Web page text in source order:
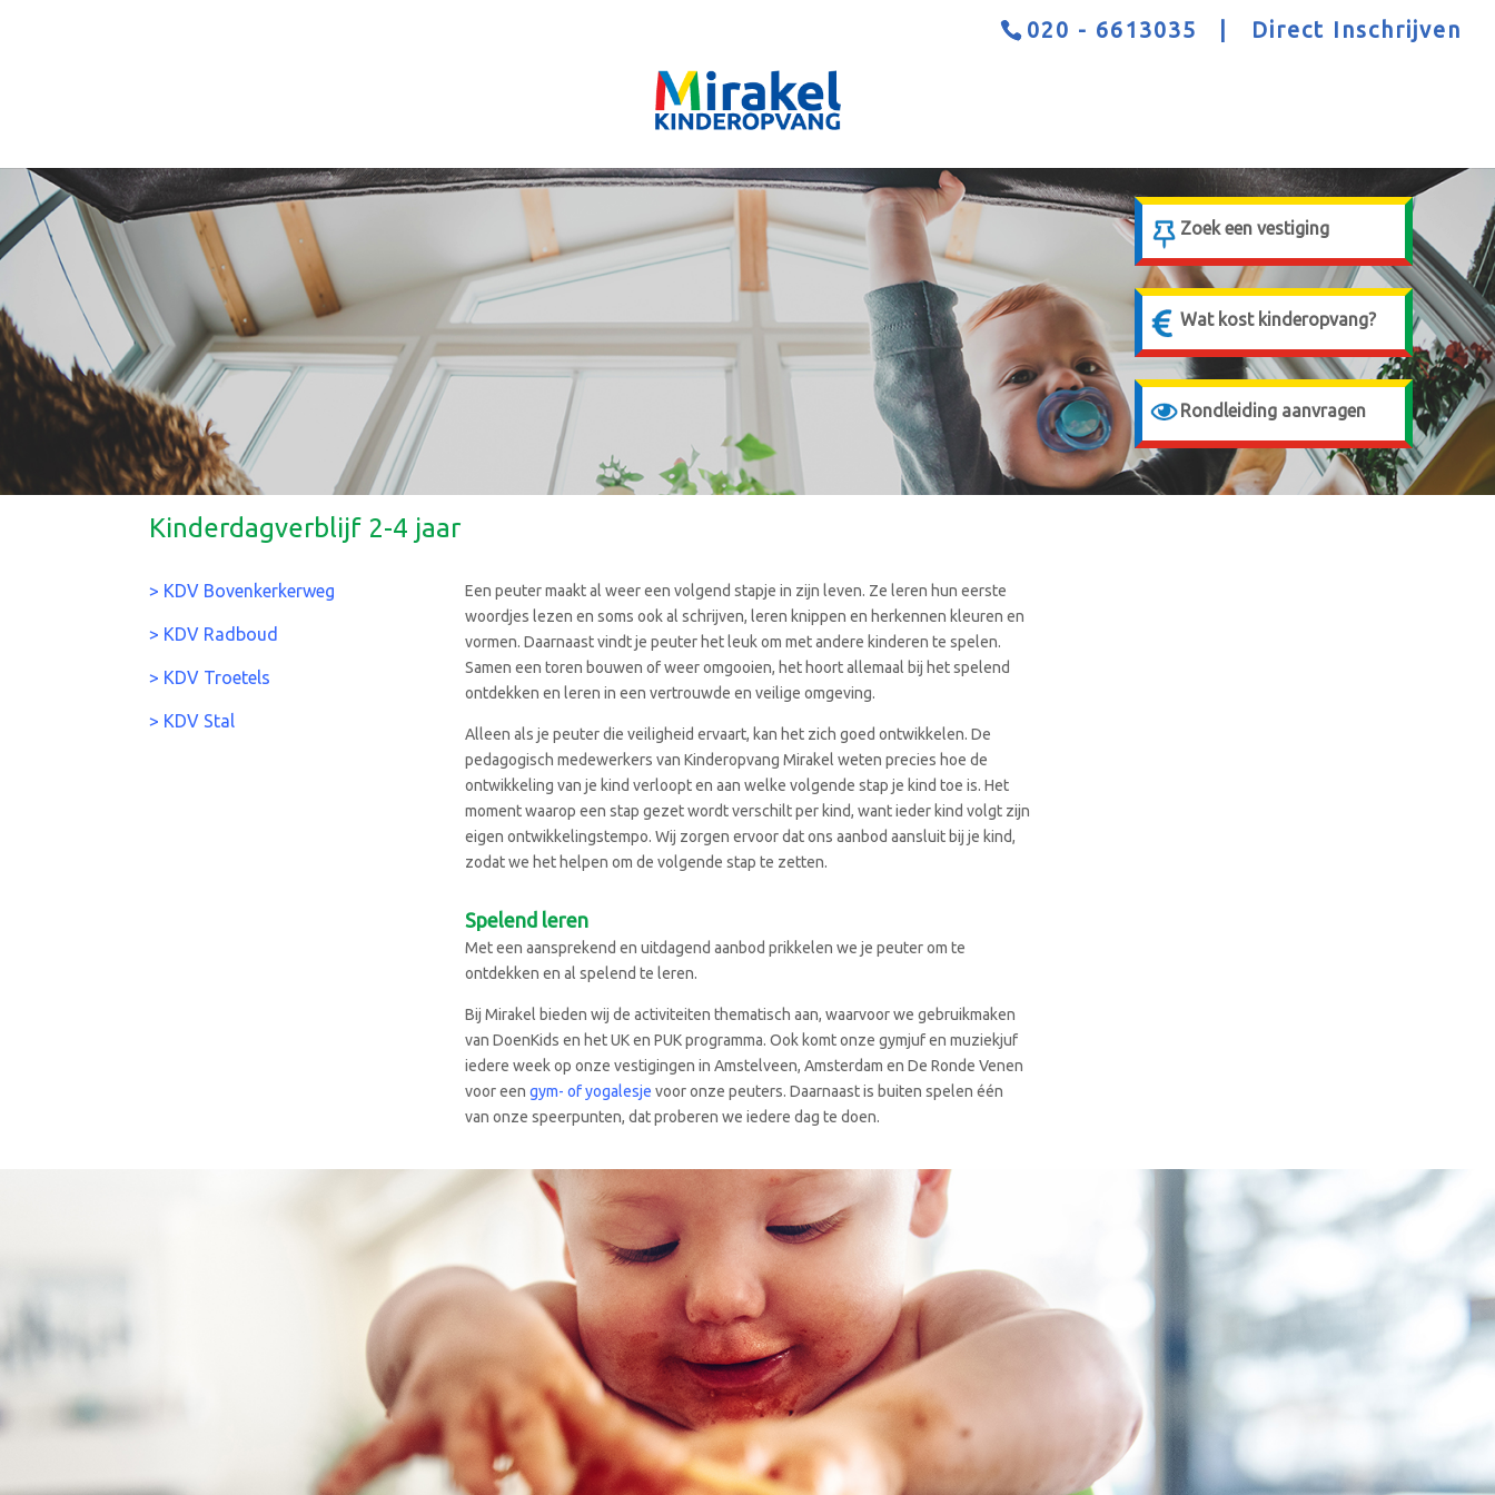
020 - 6613035 Direct Inschrijven
Zoek een vestiging
Wat kost kinderopvang?
Rondleiding aanvragen
Kinderdagverblijf 2-4 jaar
> KDV Bovenkerkerweg
> KDV Radboud
> KDV Troetels
> KDV Stal
Een peuter maakt al weer een volgend stapje in zijn leven. Ze leren hun eerste
woordjes lezen en soms ook al schrijven, leren knippen en herkennen kleuren en
vormen. Daarnaast vindt je peuter het leuk om met andere kinderen te spelen.
Samen een toren bouwen of weer omgooien, het hoort allemaal bij het spelend
ontdekken en leren in een vertrouwde en veilige omgeving.
Alleen als je peuter die veiligheid ervaart, kan het zich goed ontwikkelen. De
pedagogisch medewerkers van Kinderopvang Mirakel weten precies hoe de
ontwikkeling van je kind verloopt en aan welke volgende stap je kind toe is. Het
moment waarop een stap gezet wordt verschilt per kind, want ieder kind volgt zijn
eigen ontwikkelingstempo. Wij zorgen ervoor dat ons aanbod aansluit bij je kind,
zodat we het helpen om de volgende stap te zetten.
Spelend leren
Met een aansprekend en uitdagend aanbod prikkelen we je peuter om te
ontdekken en al spelend te leren.
Bij Mirakel bieden wij de activiteiten thematisch aan, waarvoor we gebruikmaken
van DoenKids en het UK en PUK programma. Ook komt onze gymjuf en muziekjuf
iedere week op onze vestigingen in Amstelveen, Amsterdam en De Ronde Venen
voor een gym- of yogalesje voor onze peuters. Daarnaast is buiten spelen één
van onze speerpunten, dat proberen we iedere dag te doen.